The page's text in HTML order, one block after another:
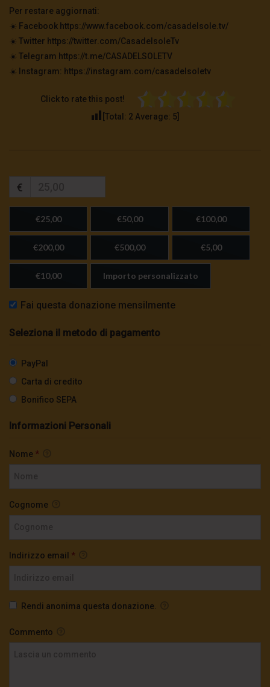
Per restare aggiornati:
☀️ Facebook https://www.facebook.com/casadelsole.tv/
☀️ Twitter https://twitter.com/CasadelsoleTv
☀️ Telegram https://t.me/CASADELSOLETV
☀️ Instagram: https://instagram.com/casadelsoletv
Click to rate this post!
[Total: 2 Average: 5
€
€25,00 €50,00 €100,00
€200,00 €500,00 €5,00
€10,00 Importo personalizzato
Fai questa donazione mensilmente
Seleziona il metodo di pagamento
PayPal
Carta di credito
Bonifico SEPA
Informazioni Personali
Nome *
Cognome
Indirizzo email *
Rendi anonima questa donazione.
Commento